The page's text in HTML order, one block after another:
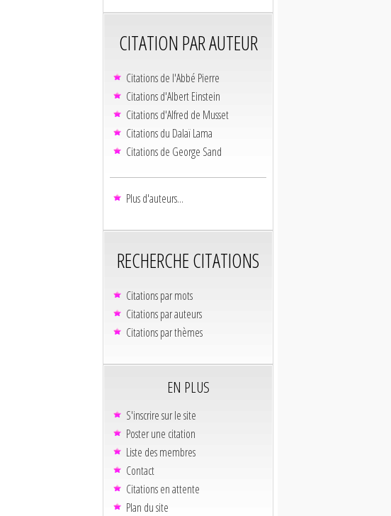
CITATION PAR AUTEUR
Citations de l'Abbé Pierre
Citations d'Albert Einstein
Citations d'Alfred de Musset
Citations du Dalaï Lama
Citations de George Sand
Plus d'auteurs...
RECHERCHE CITATIONS
Citations par mots
Citations par auteurs
Citations par thèmes
EN PLUS
S'inscrire sur le site
Poster une citation
Liste des membres
Contact
Citations en attente
Plan du site